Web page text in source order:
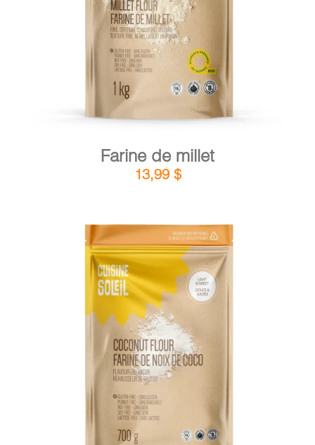
AJOUTER AU PANIER / DÉTAILS
Farine de millet
13,99 $
AJOUTER AU PANIER / DÉTAILS